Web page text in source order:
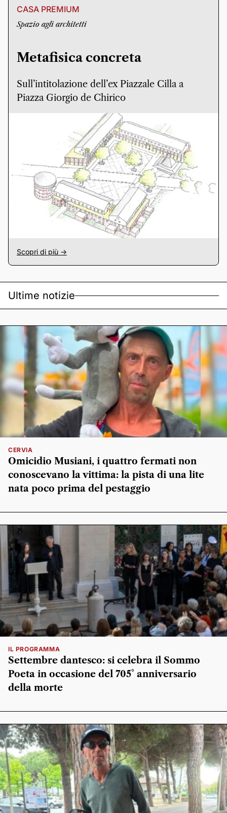
CASA PREMIUM
Spazio agli architetti
Metafisica concreta
Sull’intitolazione dell’ex Piazzale Cilla a
Piazza Giorgio de Chirico
Scopri di più ->
Ultime notizie
CERVIA
Omicidio Musiani, i quattro fermati non
conoscevano la vittima: la pista di una lite
nata poco prima del pestaggio
IL PROGRAMMA
Settembre dantesco: si celebra il Sommo
Poeta in occasione del 705° anniversario
della morte